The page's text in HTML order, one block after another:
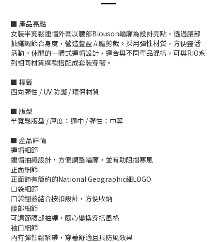
■ 產品亮點
女裝半寬鬆連帽外套以腰部Blouson輪廓為設計亮點，透過腰部
抽繩調節合身度，營造豐盈立體剪裁。採用彈性材質，方便靈活
活動。休閒的一體式連帽設計，適合與不同單品混搭，可與RIO系
列相同材質褲款搭配成套裝穿著。
■ 標籤
四向彈性 / UV 防護 / 環保材質
■ 版型
半寬鬆版型 / 厚度：適中 / 彈性：中等
■ 產品詳情
連帽細節
連帽抽繩設計，方便調整輪廓，並有助阻擋寒風
正面細節
正面飾有簡約的National Geographic細LOGO
口袋細節
口袋翻蓋結合按扣設計，方便收納
腰部細節
可調節腰部抽繩，隨心變換穿搭風格
袖口細節
內有彈性鬆緊帶，穿著舒適且具防風效果